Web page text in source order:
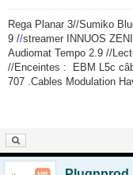
Rega Planar 3//Sumiko
9 //streamer INNUOS
Audiomat Tempo 2.9 //
//Enceintes :
EBM L5c
707 .Cables Modulation